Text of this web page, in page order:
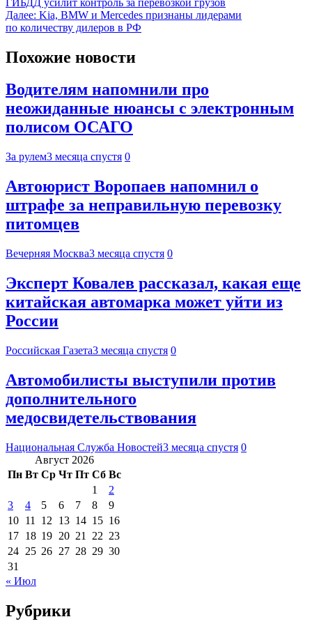
Далее: Kia, BMW и Mercedes признаны лидерами
по количеству дилеров в РФ
Похожие новости
Водителям напомнили про
неожиданные нюансы с электронным
полисом ОСАГО
За рулем3 месяца спустя 0
Автоюрист Воропаев напомнил о
штрафе за неправильную перевозку
питомцев
Вечерняя Москва3 месяца спустя 0
Эксперт Ковалев рассказал, какая еще
китайская автомарка может уйти из
России
Российская Газета3 месяца спустя 0
Автомобилисты выступили против
дополнительного
медосвидетельствования
Национальная Служба Новостей3 месяца спустя 0
Август 2026
Пн Вт Ср Чт Пт Сб Вс
1
2
3
4 5 6 7 8
9
10 11 12 13 14 15 16
17 18 19 20 21 22 23
24 25 26 27 28 29 30
31
« Июл
Рубрики